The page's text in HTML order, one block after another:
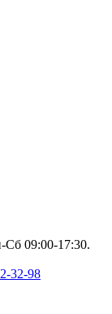
09:00-17:30.
32-98